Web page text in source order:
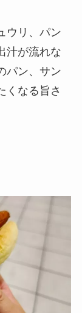
ウリ、パン
汁が流れな
パン、サン
くなる旨さ